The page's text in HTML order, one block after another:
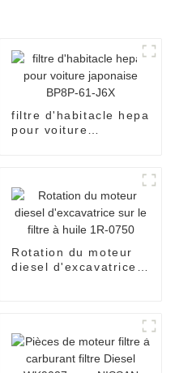
filtre d'habitacle hepa
pour voiture
Rotation du moteur
diesel d'excavatrice